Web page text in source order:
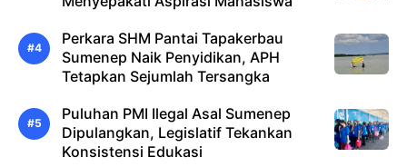
Perkara SHM Pantai Tapakerbau
Sumenep Naik Penyidikan, APH
Tetapkan Sejumlah Tersangka
Puluhan PMI Ilegal Asal Sumenep
Dipulangkan, Legislatif Tekankan
Konsistensi Edukasi